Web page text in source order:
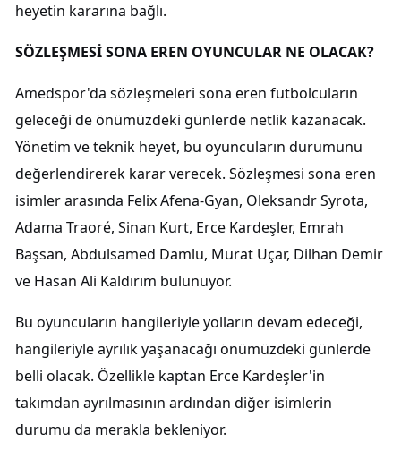
heyetin kararına bağlı.
SÖZLEŞMESİ SONA EREN OYUNCULAR NE OLACAK?
Amedspor'da sözleşmeleri sona eren futbolcuların
geleceği de önümüzdeki günlerde netlik kazanacak.
Yönetim ve teknik heyet, bu oyuncuların durumunu
değerlendirerek karar verecek. Sözleşmesi sona eren
isimler arasında Felix Afena-Gyan, Oleksandr Syrota,
Adama Traoré, Sinan Kurt, Erce Kardeşler, Emrah
Başsan, Abdulsamed Damlu, Murat Uçar, Dilhan Demir
ve Hasan Ali Kaldırım bulunuyor.
Bu oyuncuların hangileriyle yolların devam edeceği,
hangileriyle ayrılık yaşanacağı önümüzdeki günlerde
belli olacak. Özellikle kaptan Erce Kardeşler'in
takımdan ayrılmasının ardından diğer isimlerin
durumu da merakla bekleniyor.